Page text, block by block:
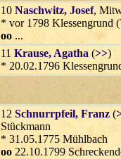
10 Naschwitz, Josef,
* vor 1798 Klessengrund
oo ...
11 Krause, Agatha (>>)
* 20.02.1796
12 Schnurrpfeil, Franz (
Stückmann
* 31.05.1775 Mühlbach
oo 22.10.1799